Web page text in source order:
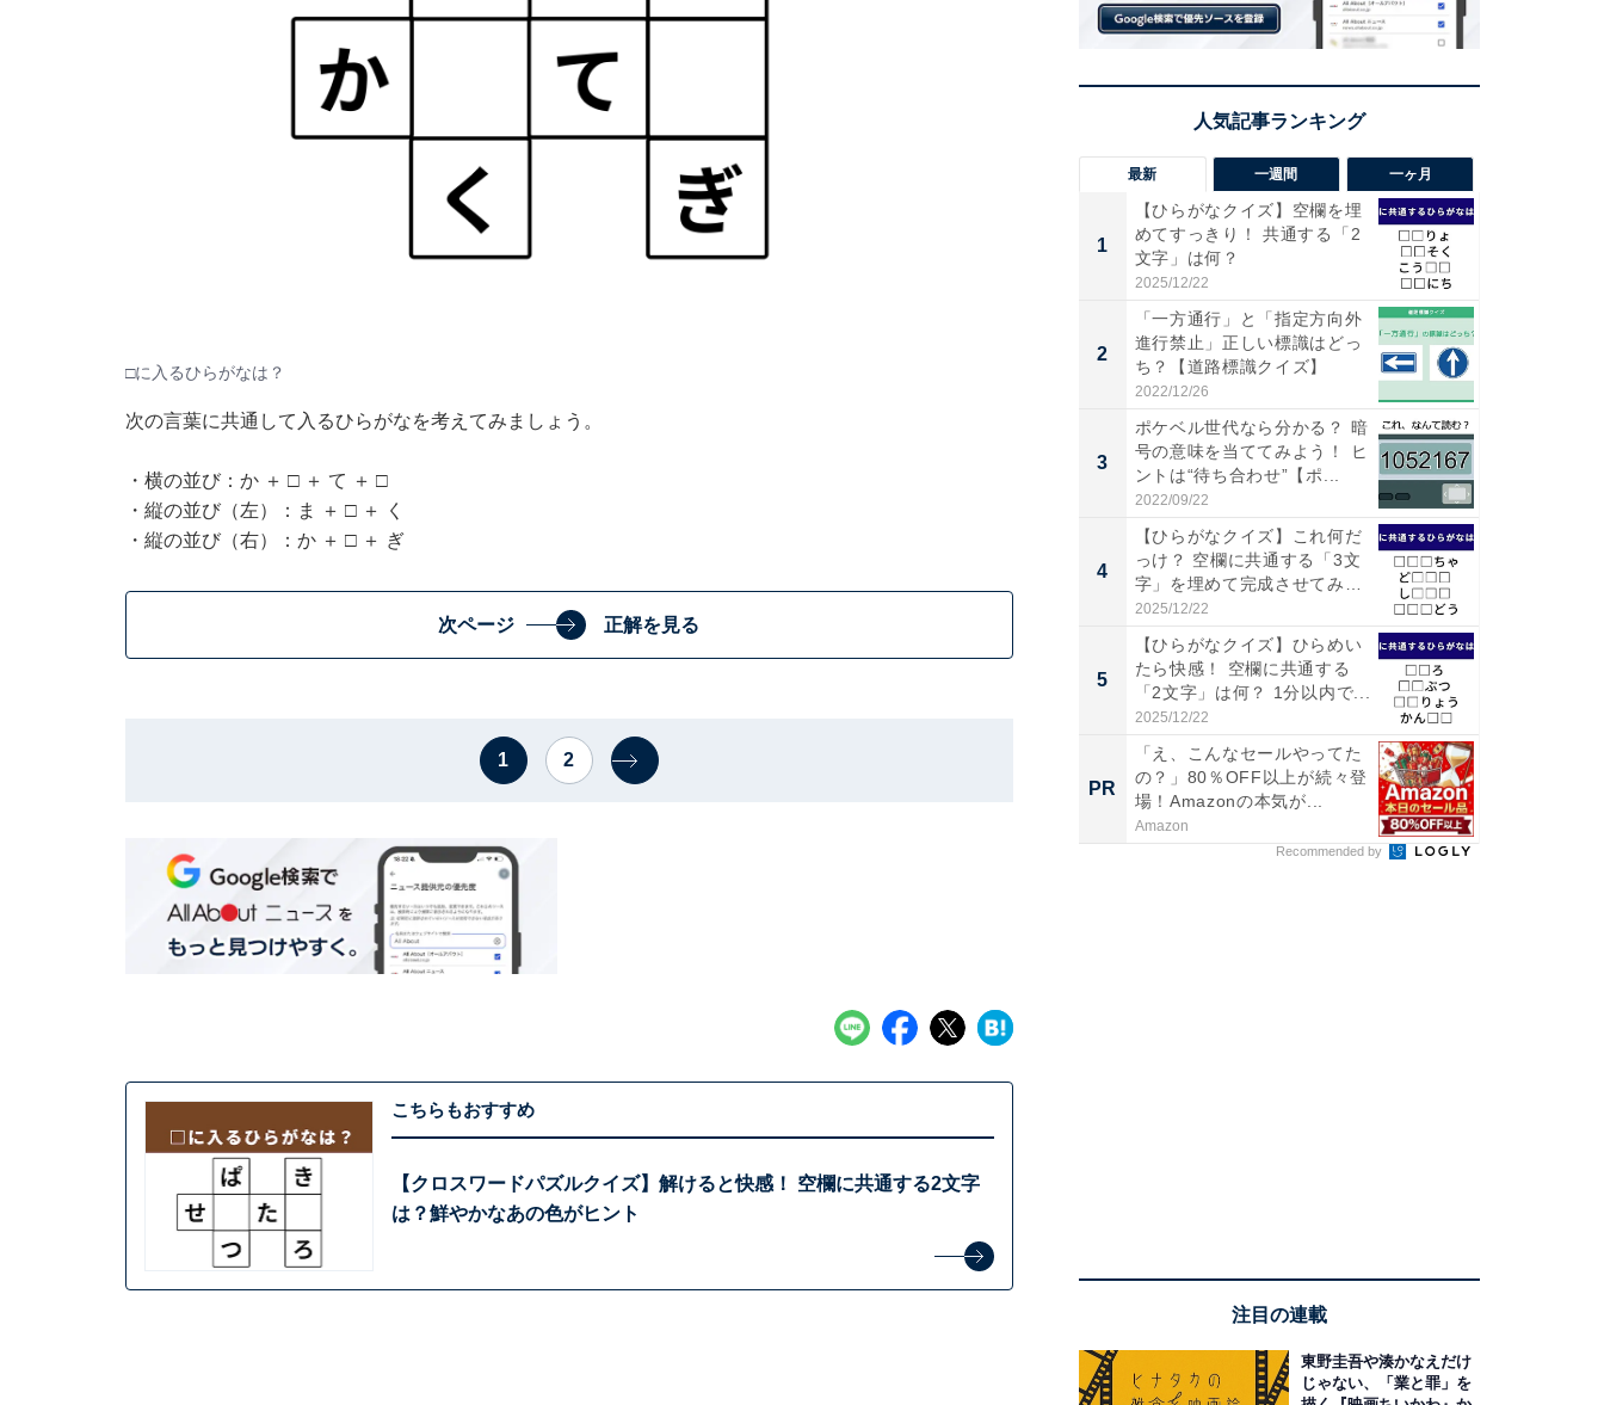
□に入るひらがなは？
次の言葉に共通して入るひらがなを考えてみましょう。
・横の並び：か ＋ □ ＋ て ＋ □
・縦の並び（左）：ま ＋ □ ＋ く
・縦の並び（右）：か ＋ □ ＋ ぎ
次ページ 正解を見る
1 2
こちらもおすすめ
【クロスワードパズルクイズ】解けると快感！ 空欄に共通する2文字
は？鮮やかなあの色がヒント
最新 一週間 一ヶ月
1
【ひらがなクイズ】空欄を埋
めてすっきり！ 共通する「2
文字」は何？
2025/12/22
2
「一方通行」と「指定方向外
進行禁止」正しい標識はどっ
ち？【道路標識クイズ】
2022/12/26
3
ポケベル世代なら分かる？ 暗
号の意味を当ててみよう！ ヒ
ントは“待ち合わせ”【ポ...
2022/09/22
4
【ひらがなクイズ】これ何だ
っけ？ 空欄に共通する「3文
字」を埋めて完成させてみ
よ...
2025/12/22
5
【ひらがなクイズ】ひらめい
たら快感！ 空欄に共通する
「2文字」は何？ 1分以内で...
2025/12/22
PR
「え、こんなセールやってた
の？」80％OFF以上が続々登
場！Amazonの本気が...
Amazon
Recommended by
注目の連載
東野圭吾や湊かなえだけ
じゃない、「業と罪」を